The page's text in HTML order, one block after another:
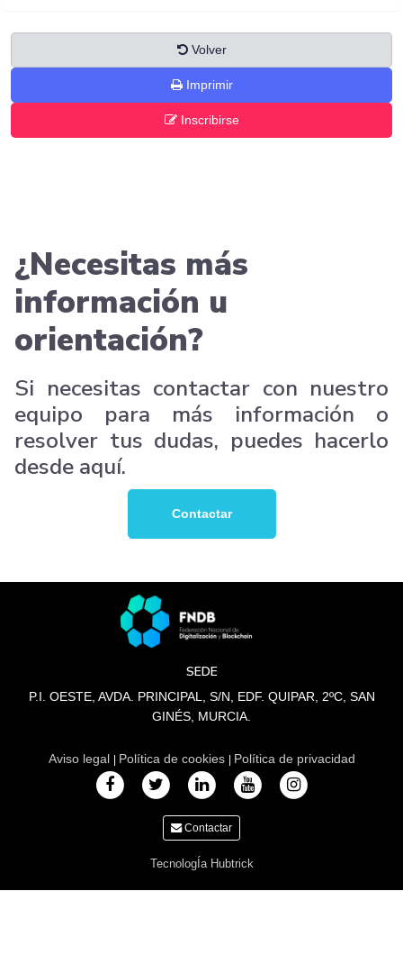
Volver
Imprimir
Inscribirse
¿Necesitas más
información u
orientación?
Si necesitas contactar con nuestro
equipo para más información o
resolver tus dudas, puedes hacerlo
desde aquí.
Contactar
SEDE
P.I. OESTE, AVDA. PRINCIPAL, S/N, EDF. QUIPAR, 2ºC, SAN
GINÉS, MURCIA.
Aviso legal | Política de cookies | Política de privacidad
Contactar
TecnologÍa Hubtrick